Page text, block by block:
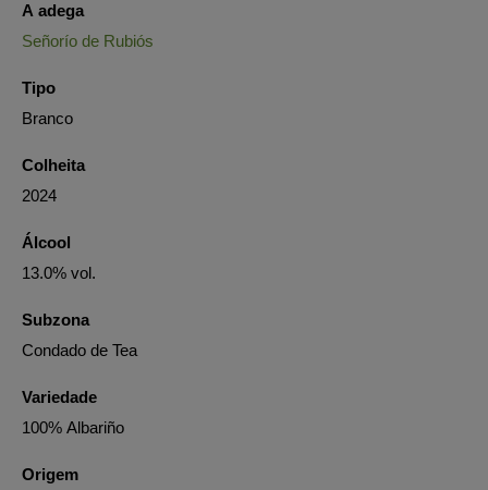
A adega
Señorío de Rubiós
Tipo
Branco
Colheita
2024
Álcool
13.0% vol.
Subzona
Condado de Tea
Variedade
100% Albariño
Origem